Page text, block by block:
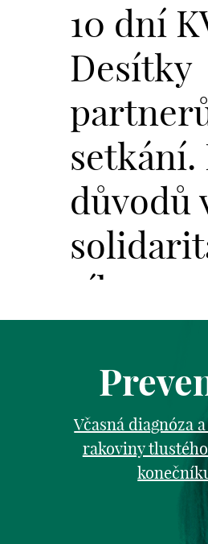
10 dní
Desítky
důvodů
sílu.
Včasná diagnóza
rakoviny